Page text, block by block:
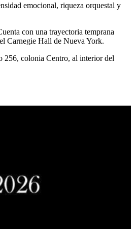
emocional, riqueza orquestal y
con una trayectoria temprana
Carnegie Hall de Nueva York.
256, colonia Centro, al interior del